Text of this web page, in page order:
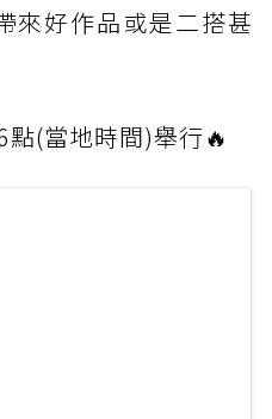
來好作品或是二搭甚
(當地時間)舉行🔥